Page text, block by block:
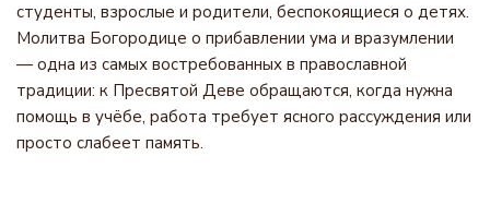
студенты, взрослые и родители, беспокоящиеся о детях.
Молитва Богородице о прибавлении ума и вразумлении
— одна из самых востребованных в православной
традиции: к Пресвятой Деве обращаются, когда нужна
помощь в учёбе, работа требует ясного рассуждения или
просто слабеет память.